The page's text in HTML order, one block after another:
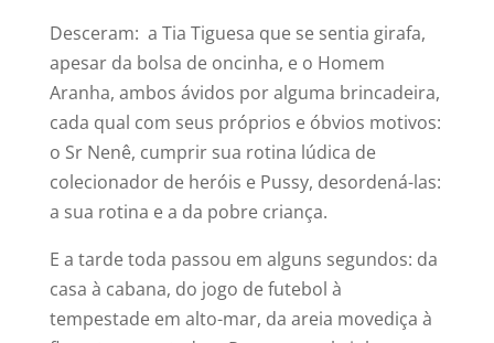
Desceram: a Tia Tiguesa que se sentia girafa,
apesar da bolsa de oncinha, e o Homem
Aranha, ambos ávidos por alguma brincadeira,
cada qual com seus próprios e óbvios motivos:
o Sr Nenê, cumprir sua rotina lúdica de
colecionador de heróis e Pussy, desordená-las:
a sua rotina e a da pobre criança.
E a tarde toda passou em alguns segundos: da
casa à cabana, do jogo de futebol à
tempestade em alto-mar, da areia movediça à